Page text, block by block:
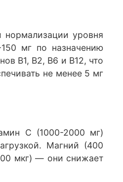
уровня
мг по назначению
В1, В2, В6 и В12, что
не менее 5 мг
С (1000-2000 мг)
Магний (400
мкг) — они снижает